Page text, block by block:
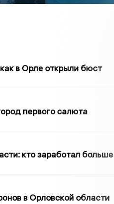
в Орле открыли бюст
первого салюта
кто заработал больше
в Орловской области